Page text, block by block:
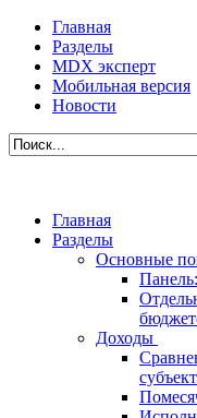
Главная
Разделы
MDX эксперт
Мобильная версия
Новости
Главная
Разделы
Основные
Доходы